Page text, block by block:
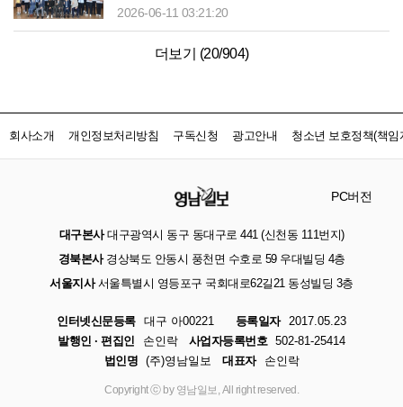
2026-06-11 03:21:20
더보기 (20/904)
회사소개 개인정보처리방침 구독신청 광고안내 청소년 보호정책(책임
PC버전
대구본사대구광역시 동구 동대구로 441 (신천동 111번지)
경북본사경상북도 안동시 풍천면 수호로 59 우대빌딩 4층
서울지사서울특별시 영등포구 국회대로62길21 동성빌딩 3층
인터넷신문등록 대구 아00221 등록일자
2017.05.23
발행인 · 편집인
손인락 사업자등록번호 502-81-25414
법인명 (주)영남일보 대표자 손인락
Copyright ⓒ by 영남일보, All right reserved.